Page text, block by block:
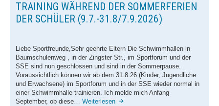
SSE Europa-Sportpark
Trainingszeiten
Zingster Straße
News
Trainingszeiten
(20.7.26)
in
der
und
nicht
im
Sommerbad
Wuhlheide
TRAINING WÄHREND DER SOMMERFERIEN
DER SCHÜLER (9.7.-31.8/7.9.2026)
Liebe Sportfreunde,Sehr geehrte Eltern Die Schwimmhallen in
Baumschulenweg , in der Zingster Str., im Sportforum und der
SSE sind nun geschlossen und sind in der Sommerpause.
Voraussichtlich können wir ab dem 31.8.26 (Kinder, Jugendliche
und Erwachsene) im Sportforum und in der SSE wieder normal in
einer Schwimmhalle trainieren. Ich melde mich Anfang
September, ob diese…Weiterlesen Training